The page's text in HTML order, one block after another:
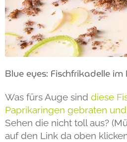
Blue eyes: Fischfrikadelle
Was fürs Auge sind diese
Paprikaringen gebraten
Sehen die nicht toll aus?
auf den Link da oben